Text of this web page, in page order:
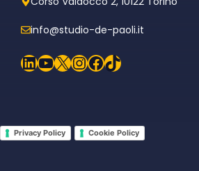
info@studio-de-paoli.it
LinkedIn
YouTube
X Instagram
Facebook
TikTok
Privacy Policy Cookie Policy